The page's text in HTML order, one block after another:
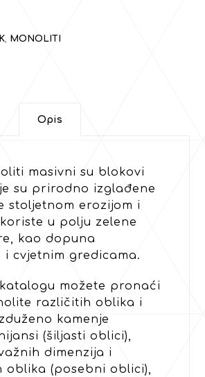
, MONOLITI
Opis
masivni su blokovi
su prirodno izglađene
stoljetnom erozijom i
u polju zelene
kao dopuna
i cvjetnim gredicama.
možete pronaći
različitih oblika i
kamenje
(šiljasti oblici),
dimenzija i
oblika (posebni oblici),